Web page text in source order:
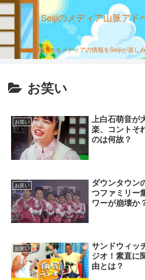
Seijiのメディア山脈アド
山の様にあるメディアの情報をSeijiが楽し
お笑い
お笑い
上白石萌音が
楽、コントそ
のは何故？
お笑い
ダウンタウン
つファミリー
ワーが崩壊か
お笑い
サンドウィッ
ジオ！素直に
由とは？